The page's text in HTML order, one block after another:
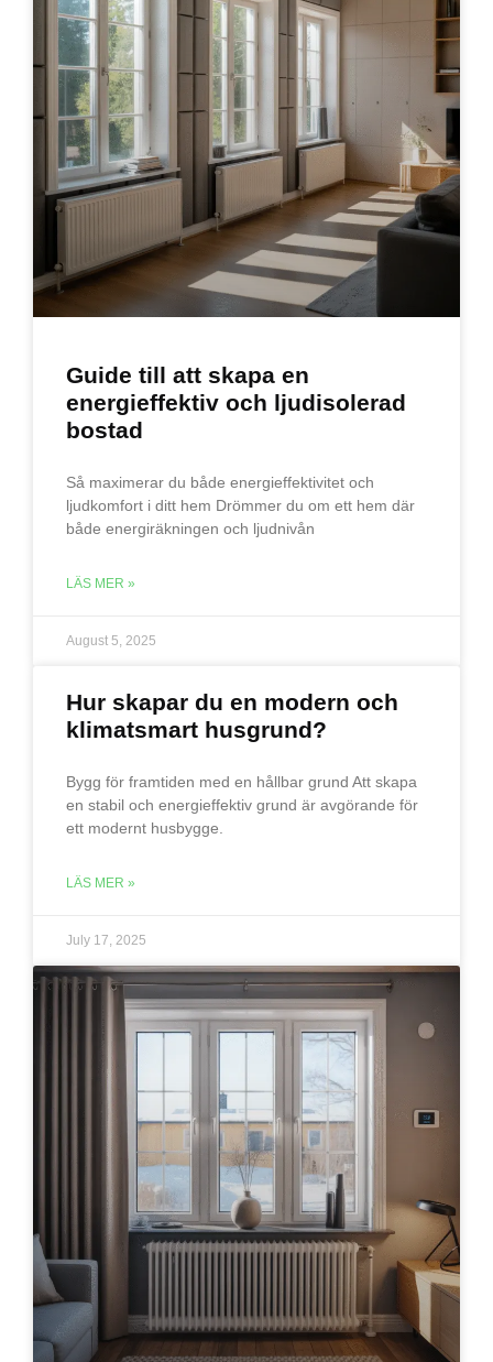
Guide till att skapa en
energieffektiv och ljudisolerad
bostad
Så maximerar du både energieffektivitet och
ljudkomfort i ditt hem Drömmer du om ett hem där
både energiräkningen och ljudnivån
LÄS MER »
August 5, 2025
Hur skapar du en modern och
klimatsmart husgrund?
Bygg för framtiden med en hållbar grund Att skapa
en stabil och energieffektiv grund är avgörande för
ett modernt husbygge.
LÄS MER »
July 17, 2025